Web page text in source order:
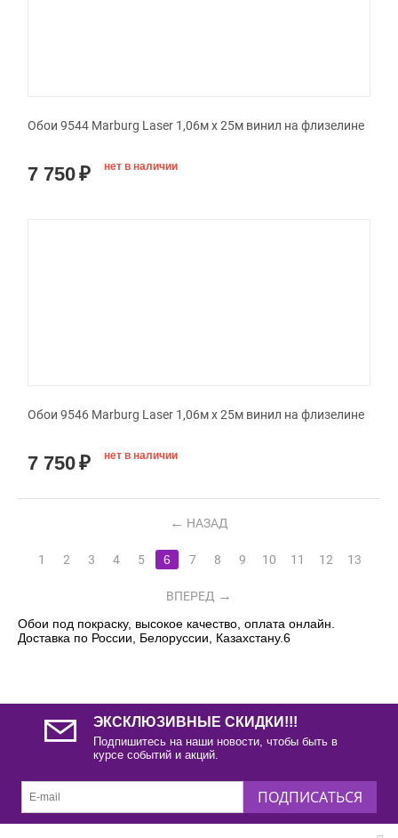
Обои 9544 Marburg Laser 1,06м x 25м винил на флизелине
7 750₽ нет в наличии
Обои 9546 Marburg Laser 1,06м x 25м винил на флизелине
7 750₽ нет в наличии
НАЗАД
1 2 3 4 5 6 7 8 9 10 11 12 13
ВПЕРЕД
Обои под покраску, высокое качество, оплата онлайн.
Доставка по России, Белоруссии, Казахстану.6
ЭКСКЛЮЗИВНЫЕ СКИДКИ!!!
Подпишитесь на наши новости, чтобы быть в
курсе событий и акций.
ПОДПИСАТЬСЯ